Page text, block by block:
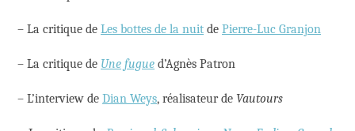
– La critique de Les bottes de la nuit de Pierre-Luc Granjon
– La critique de Une fugue d’Agnès Patron
– L’interview de Dian Weys, réalisateur de Vautours